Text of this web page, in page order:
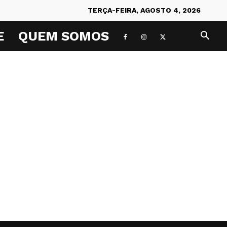
TERÇA-FEIRA, AGOSTO 4, 2026
QUEM SOMOS